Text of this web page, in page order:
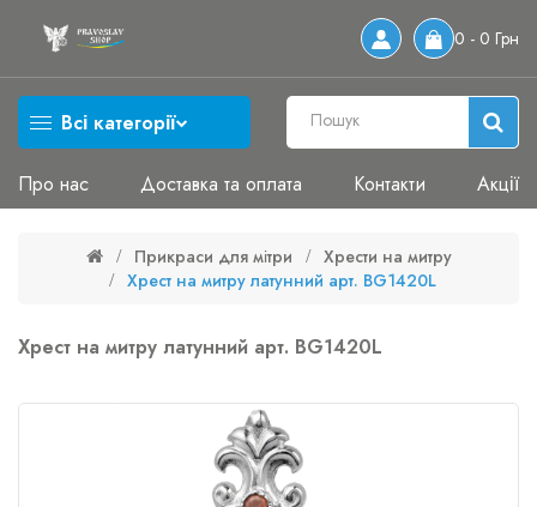
0 - 0 Грн
Всі категорії
Про нас Доставка та оплата Контакти Акції
Прикраси для мітри
Хрести на митру
Хрест на митру латунний арт. BG1420L
Хрест на митру латунний арт. BG1420L